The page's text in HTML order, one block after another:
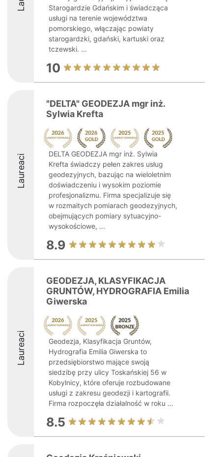
Starogardzie Gdańskim i świadcząca
usługi na terenie województwa
pomorskiego, włączając powiaty
starogardzki, gdański, kartuski oraz
tczewski. ...
10
Laureaci
"DELTA" GEODEZJA mgr inż.
Sylwia Krefta
DELTA GEODEZJA mgr inż. Sylwia
Krefta świadczy pełen zakres usług
geodezyjnych, bazując na wieloletnim
doświadczeniu i wysokim poziomie
profesjonalizmu. Firma specjalizuje się
w rozmaitych pomiarach geodezyjnych,
obejmujących pomiary sytuacyjno-
wysokościowe, ...
8.9
Laureaci
GEODEZJA, KLASYFIKACJA
GRUNTÓW, HYDROGRAFIA Emilia
Giwerska
Geodezja, Klasyfikacja Gruntów,
Hydrografia Emilia Giwerska to
przedsiębiorstwo mające swoją
siedzibę przy ulicy Toskańskiej 56 w
Kobylnicy, które oferuje rozbudowane
usługi z zakresu geodezji i kartografii.
Firma rozpoczęła działalność w roku ...
8.5